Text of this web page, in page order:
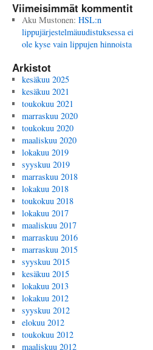
Viimeisimmät kommentit
Aku Mustonen: HSL:n
lippujärjestelmäuudistuksessa ei
ole kyse vain lippujen hinnoista
Arkistot
kesäkuu 2025
kesäkuu 2021
toukokuu 2021
marraskuu 2020
toukokuu 2020
maaliskuu 2020
lokakuu 2019
syyskuu 2019
marraskuu 2018
lokakuu 2018
toukokuu 2018
lokakuu 2017
maaliskuu 2017
marraskuu 2016
marraskuu 2015
syyskuu 2015
kesäkuu 2015
lokakuu 2013
lokakuu 2012
syyskuu 2012
elokuu 2012
toukokuu 2012
maaliskuu 2012